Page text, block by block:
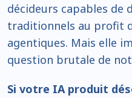
décideurs capables de
traditionnels au profit
agentiques. Mais elle
question brutale de
Si votre IA produit